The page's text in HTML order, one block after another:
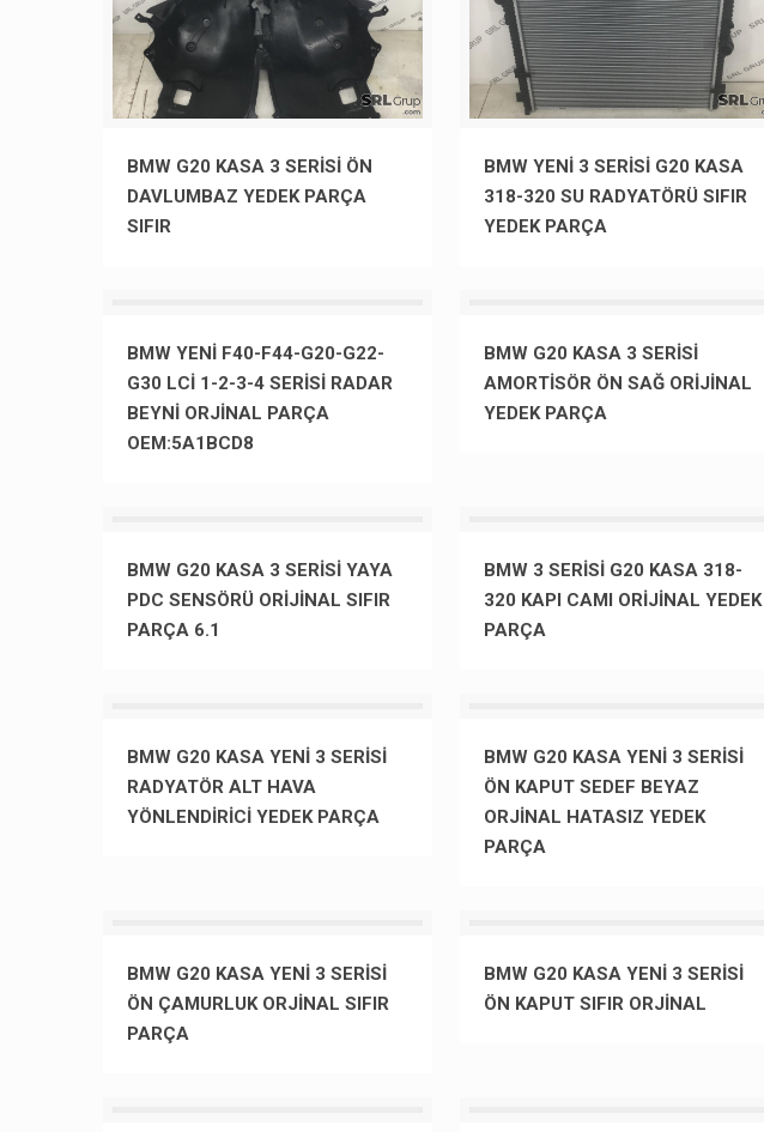
BMW G20 KASA 3 SERİSİ ÖN
DAVLUMBAZ YEDEK PARÇA
SIFIR
BMW YENİ 3 SERİSİ G20 KASA
318-320 SU RADYATÖRÜ SIFIR
YEDEK PARÇA
BMW YENİ F40-F44-G20-G22-
G30 LCİ 1-2-3-4 SERİSİ RADAR
BEYNİ ORJİNAL PARÇA
OEM:5A1BCD8
BMW G20 KASA 3 SERİSİ
AMORTİSÖR ÖN SAĞ ORİJİNAL
YEDEK PARÇA
BMW G20 KASA 3 SERİSİ YAYA
PDC SENSÖRÜ ORİJİNAL SIFIR
PARÇA 6.1
BMW 3 SERİSİ G20 KASA 318-
320 KAPI CAMI ORİJİNAL YEDEK
PARÇA
BMW G20 KASA YENİ 3 SERİSİ
RADYATÖR ALT HAVA
YÖNLENDİRİCİ YEDEK PARÇA
BMW G20 KASA YENİ 3 SERİSİ
ÖN KAPUT SEDEF BEYAZ
ORJİNAL HATASIZ YEDEK
PARÇA
BMW G20 KASA YENİ 3 SERİSİ
ÖN ÇAMURLUK ORJİNAL SIFIR
PARÇA
BMW G20 KASA YENİ 3 SERİSİ
ÖN KAPUT SIFIR ORJİNAL